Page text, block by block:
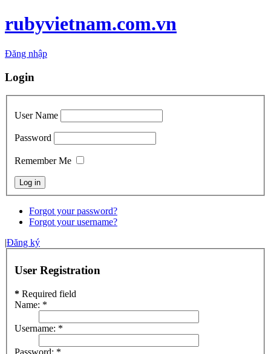
rubyvietnam.com.vn
Đăng nhập
Login
User Name
Password
Remember Me
Forgot your password?
Forgot your username?
|Đăng ký
User Registration
* Required field
Name: *
Username: *
Password: *